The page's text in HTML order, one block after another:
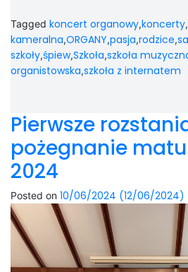
Tagged koncert organowy,koncerty,
kameralna,ORGANY,pasja,rodzice,
szkoły,śpiew,Szkoła,szkoła
organistowska,szkoła z internatem
Pierwsze
pożegnanie
2024
Posted on 10/06/2024 (12/06/2024)